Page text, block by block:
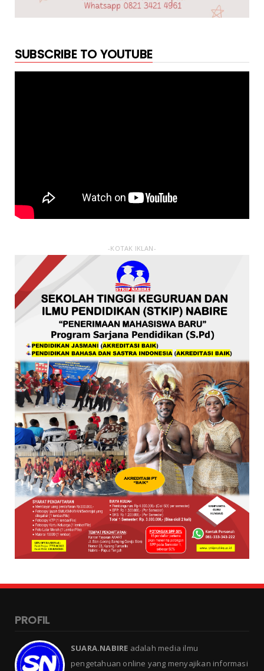
SUBSCRIBE TO YOUTUBE
-KOTAK IKLAN-
PROFIL
SUARA.NABIRE adalah media ilmu
pengetahuan online yang menyajikan informasi